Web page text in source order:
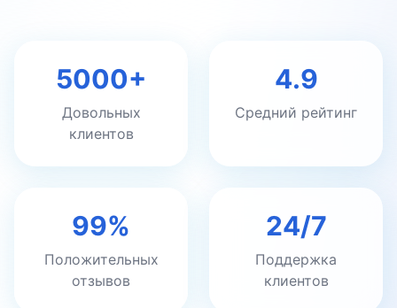
5000+
Довольных
клиентов
4.9
Средний рейтинг
99%
Положительных
отзывов
24/7
Поддержка
клиентов